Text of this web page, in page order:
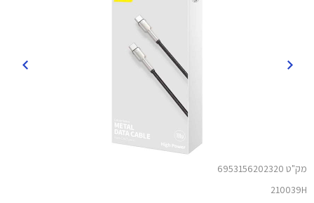
מק"ט 6953156202320
210039H